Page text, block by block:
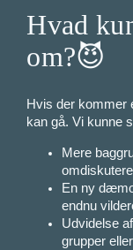
Hvad
om?😈
Hvis der kommer
kan gå. Vi kunne
Mere
En ny
endnu
Udvidelse
grupper